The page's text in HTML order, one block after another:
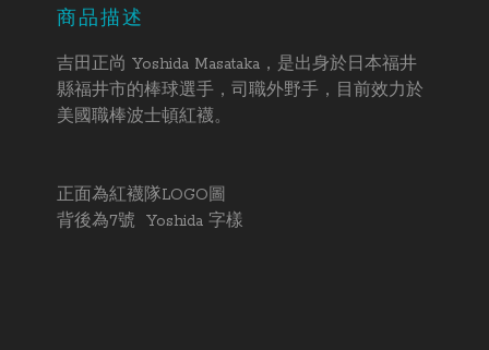
商品描述
吉田正尚 Yoshida Masataka，是出身於日本福井
縣福井市的棒球選手，司職外野手，目前效力於
美國職棒波士頓紅襪。
正面為紅襪隊LOGO圖
背後為7號 Yoshida 字樣